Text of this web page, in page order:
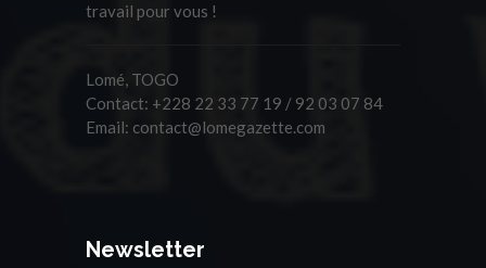
travail pour vous !
Lomé, TOGO
Contact: +228 22 33 77 19 / 92 03 07 84
Email: contact@lomegazette.com
Newsletter